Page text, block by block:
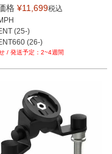
017860-01
017860-02
格 ¥11,699税込
(25-)
(26-)
2~4週間